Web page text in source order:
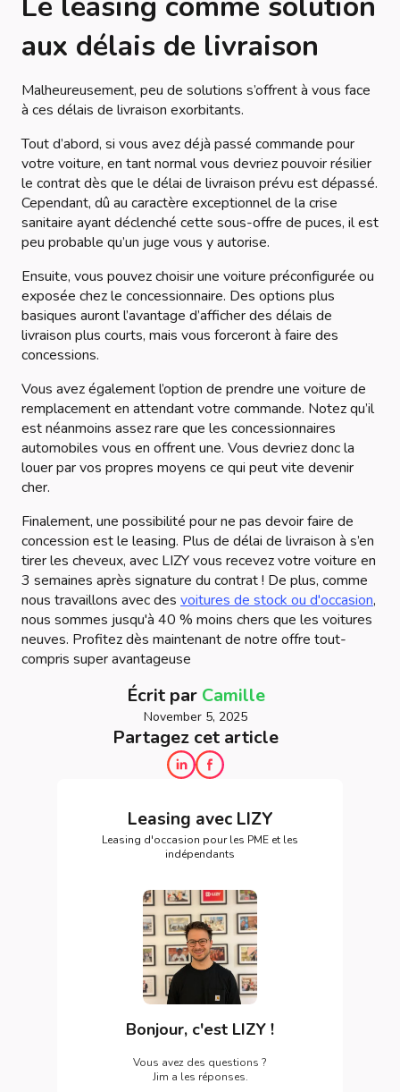
aux délais de livraison
Malheureusement, peu de solutions s’offrent à vous face
à ces délais de livraison exorbitants.
Tout d’abord, si vous avez déjà passé commande pour
votre voiture, en tant normal vous devriez pouvoir résilier
le contrat dès que le délai de livraison prévu est dépassé.
Cependant, dû au caractère exceptionnel de la crise
sanitaire ayant déclenché cette sous-offre de puces, il est
peu probable qu’un juge vous y autorise.
Ensuite, vous pouvez choisir une voiture préconfigurée ou
exposée chez le concessionnaire. Des options plus
basiques auront l’avantage d’afficher des délais de
livraison plus courts, mais vous forceront à faire des
concessions.
Vous avez également l’option de prendre une voiture de
remplacement en attendant votre commande. Notez qu’il
est néanmoins assez rare que les concessionnaires
automobiles vous en offrent une. Vous devriez donc la
louer par vos propres moyens ce qui peut vite devenir
cher.
Finalement, une possibilité pour ne pas devoir faire de
concession est le leasing. Plus de délai de livraison à s’en
tirer les cheveux, avec LIZY vous recevez votre voiture en
3 semaines après signature du contrat ! De plus, comme
nous travaillons avec des voitures de stock ou d'occasion,
nous sommes jusqu'à 40 % moins chers que les voitures
neuves. Profitez dès maintenant de notre offre tout-
compris super avantageuse
Écrit par Camille
November 5, 2025
Partagez cet article
Leasing avec LIZY
Leasing d'occasion pour les PME et les
indépendants
Bonjour, c'est LIZY !
Vous avez des questions ?
Jim a les réponses.